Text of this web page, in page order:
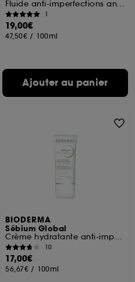
Fluide anti-imperfections anti-marques
1
19,00€
47,50€ / 100ml
Ajouter au panier
BIODERMA
Sébium Global
Crème hydratante anti-imperfections
10
17,00€
56,67€ / 100ml